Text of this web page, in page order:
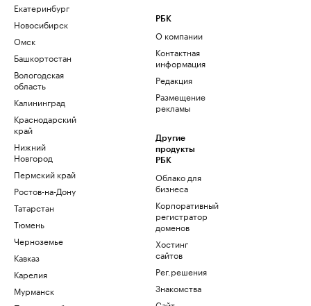
Екатеринбург
Новосибирск
Омск
Башкортостан
Вологодская
область
Калининград
Краснодарский
край
Нижний
Новгород
Пермский край
Ростов-на-Дону
Татарстан
Тюмень
Черноземье
Кавказ
Карелия
Мурманск
РБК
О компании
Контактная
информация
Редакция
Размещение
рекламы
Другие
продукты
РБК
Облако для
бизнеса
Корпоративный
регистратор
доменов
Хостинг
сайтов
Рег.решения
Знакомства